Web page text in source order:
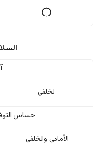
الخلفي
حساس
الأمامي والخلفي